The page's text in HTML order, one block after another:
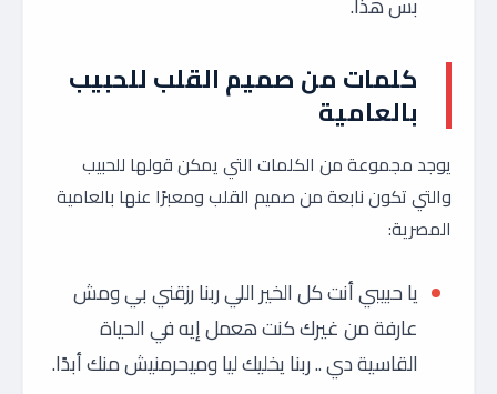
كلمات من صميم القلب للحبيب
بالعامية
يوجد مجموعة من الكلمات التي يمكن قولها للحبيب
والتي تكون نابعة من صميم القلب ومعبرًا عنها بالعامية
المصرية:
يا حبيبي أنت كل الخير اللي ربنا رزقني بي ومش
عارفة من غيرك كنت هعمل إيه في الحياة
القاسية دي .. ربنا يخليك ليا وميحرمنيش منك أبدًا.